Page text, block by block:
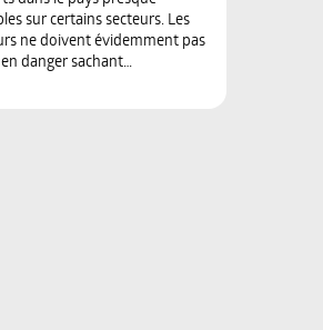
sur certains secteurs. Les
ne doivent évidemment pas
danger sachant…